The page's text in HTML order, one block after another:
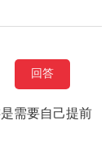
回答
需要自己提前